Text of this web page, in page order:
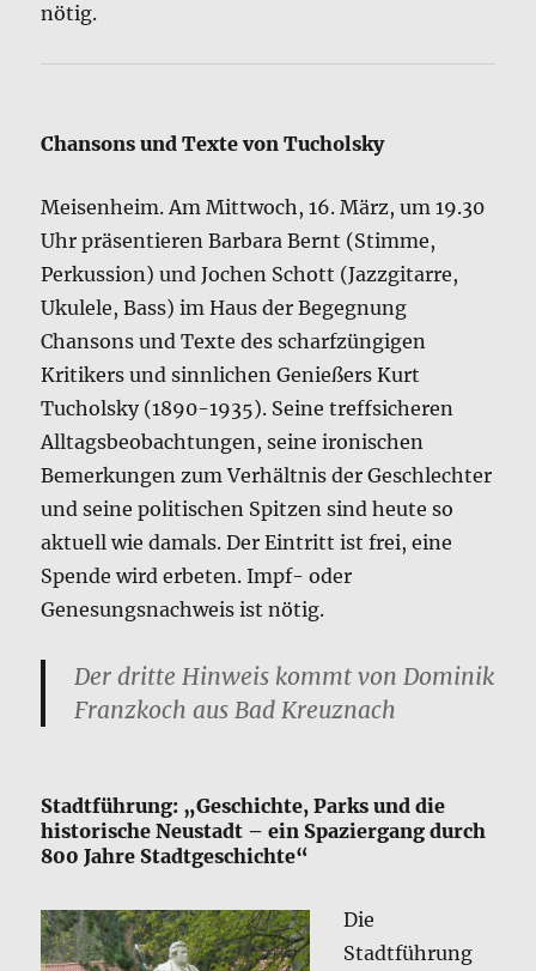
nötig.
Chansons und Texte von Tucholsky
Meisenheim. Am Mittwoch, 16. März, um 19.30
Uhr präsentieren Barbara Bernt (Stimme,
Perkussion) und Jochen Schott (Jazzgitarre,
Ukulele, Bass) im Haus der Begegnung
Chansons und Texte des scharfzüngigen
Kritikers und sinnlichen Genießers Kurt
Tucholsky (1890-1935). Seine treffsicheren
Alltagsbeobachtungen, seine ironischen
Bemerkungen zum Verhältnis der Geschlechter
und seine politischen Spitzen sind heute so
aktuell wie damals. Der Eintritt ist frei, eine
Spende wird erbeten. Impf- oder
Genesungsnachweis ist nötig.
Der dritte Hinweis kommt von Dominik
Franzkoch aus Bad Kreuznach
Stadtführung: „Geschichte, Parks und die
historische Neustadt – ein Spaziergang durch
800 Jahre Stadtgeschichte“
Die
Stadtführung